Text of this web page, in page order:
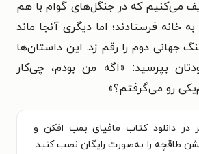
می‌کنیم که در جنگل‌های گوام با هم
خانه فرستادند؛ اما دیگری آنجا ماند
جهانی دوم را رقم زد. این داستان‌ها
بپرسید: «اگه من بودم، چی‌کار
رو می‌گرفتم؟»
در دانلود کتاب مافیای بمب افکن و
طاقچه را به‌صورت رایگان نصب کنید.